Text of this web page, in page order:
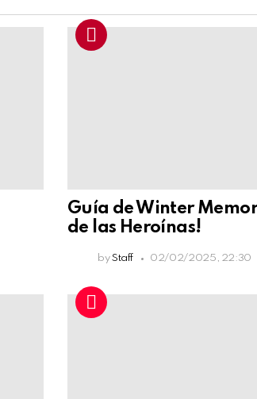
Guía de Winter
de las Heroínas!
by Staff 02/02/2025, 22:30